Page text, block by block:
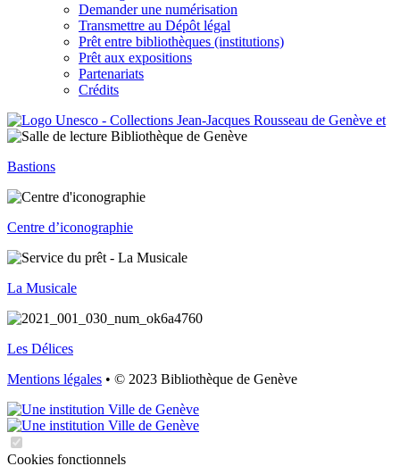
Demander une numérisation
Transmettre au Dépôt légal
Prêt entre bibliothèques (institutions)
Prêt aux expositions
Partenariats
Crédits
Bastions
Centre d’iconographie
La Musicale
Les Délices
Mentions légales • © 2023 Bibliothèque de Genève
Cookies fonctionnels